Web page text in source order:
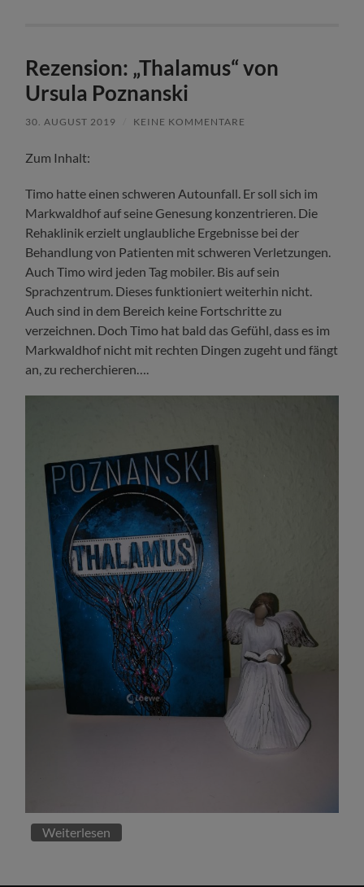
Rezension: „Thalamus“ von
Ursula Poznanski
30. AUGUST 2019 KEINE KOMMENTARE
Zum Inhalt:
Timo hatte einen schweren Autounfall. Er soll sich im
Markwaldhof auf seine Genesung konzentrieren. Die
Rehaklinik erzielt unglaubliche Ergebnisse bei der
Behandlung von Patienten mit schweren Verletzungen.
Auch Timo wird jeden Tag mobiler. Bis auf sein
Sprachzentrum. Dieses funktioniert weiterhin nicht.
Auch sind in dem Bereich keine Fortschritte zu
verzeichnen. Doch Timo hat bald das Gefühl, dass es im
Markwaldhof nicht mit rechten Dingen zugeht und fängt
an, zu recherchieren….
Weiterlesen